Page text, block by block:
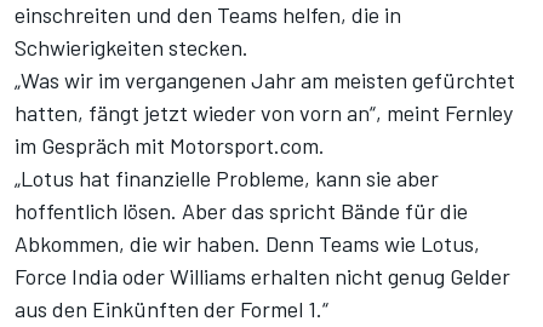
einschreiten und den Teams helfen, die in
Schwierigkeiten stecken.
„Was wir im vergangenen Jahr am meisten gefürchtet
hatten, fängt jetzt wieder von vorn an“, meint Fernley
im Gespräch mit Motorsport.com.
„Lotus hat finanzielle Probleme, kann sie aber
hoffentlich lösen. Aber das spricht Bände für die
Abkommen, die wir haben. Denn Teams wie Lotus,
Force India oder Williams erhalten nicht genug Gelder
aus den Einkünften der Formel 1.“